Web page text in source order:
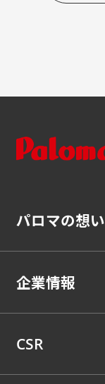
パロマの想い
企業情報
CSR